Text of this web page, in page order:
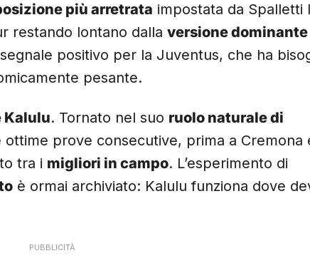
più arretrata impostata da Spalletti
restando lontano dalla versione dominante
positivo per la Juventus, che ha
pesante.
Kalulu. Tornato nel suo ruolo naturale di
prove consecutive, prima a Cremona
tra i migliori in campo. L’esperimento di
è ormai archiviato: Kalulu funziona dove